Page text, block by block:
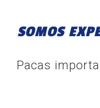
SOMOS
Pacas